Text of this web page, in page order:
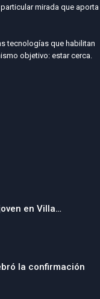
mirada que aporta
tecnologías que habilitan
objetivo: estar cerca.
en Villa…
la confirmación